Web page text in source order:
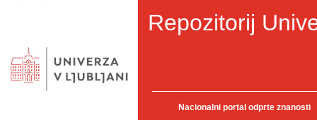
Repozitorij
Nacionalni portal odprte znanosti